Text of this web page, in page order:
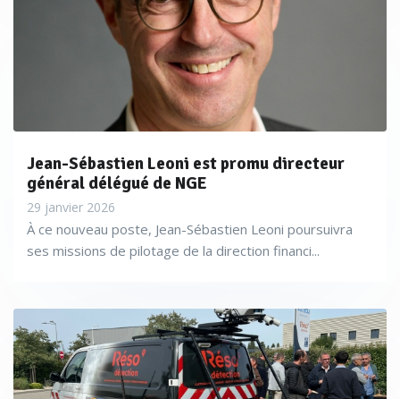
Jean-Sébastien Leoni est promu directeur
général délégué de NGE
29 janvier 2026
À ce nouveau poste, Jean-Sébastien Leoni poursuivra
ses missions de pilotage de la direction financi...